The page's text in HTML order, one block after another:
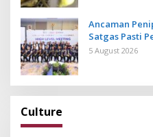
Ancaman
Satgas Pasti
5 August 2026
Culture